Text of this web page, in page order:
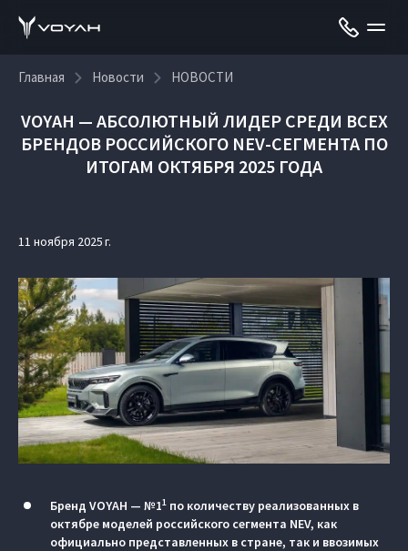
Главная Новости НОВОСТИ
VOYAH — АБСОЛЮТНЫЙ ЛИДЕР СРЕДИ ВСЕХ
БРЕНДОВ РОССИЙСКОГО NEV-СЕГМЕНТА ПО
ИТОГАМ ОКТЯБРЯ 2025 ГОДА
11 ноября 2025 г.
Бренд VOYAH — №11 по количеству реализованных в
октябре моделей российского сегмента NEV, как
официально представленных в стране, так и ввозимых